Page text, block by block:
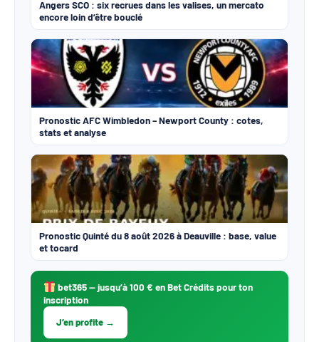
Angers SCO : six recrues dans les valises, un mercato
encore loin d’être bouclé
Pronostic AFC Wimbledon – Newport County : cotes,
stats et analyse
Pronostic Quinté du 8 août 2026 à Deauville : base, value
et tocard
bet365— jusqu’à 100 € en Bet Crédits pour ton
inscription
J’en profite →